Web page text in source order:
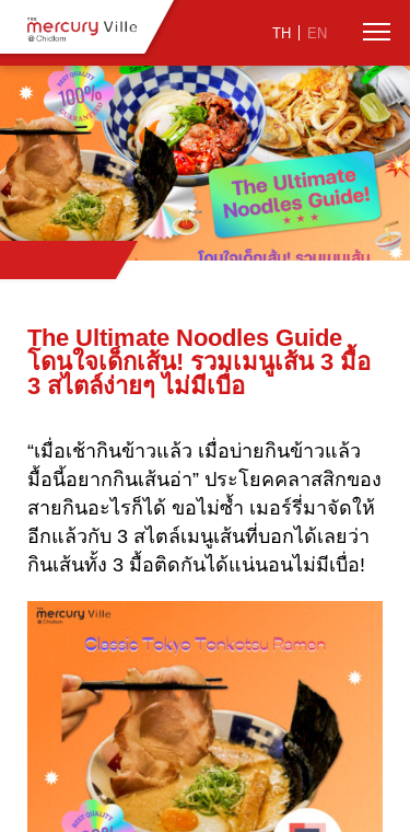
TH EN
The Ultimate Noodles Guide
โดนใจเด็กเส้น! รวมเมนูเส้น 3 มื้อ
3 สไตล์ง่ายๆ ไม่มีเบื่อ
“เมื่อเช้ากินข้าวแล้ว เมื่อบ่ายกินข้าวแล้ว
มื้อนี้อยากกินเส้นอ่า” ประโยคคลาสสิกของ
สายกินอะไรก็ได้ ขอไม่ซ้ำ เมอร์รี่มาจัดให้
อีกแล้วกับ 3 สไตล์เมนูเส้นที่บอกได้เลยว่า
กินเส้นทั้ง 3 มื้อติดกันได้แน่นอนไม่มีเบื่อ!